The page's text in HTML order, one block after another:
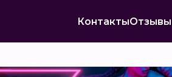
КонтактыОтзывы